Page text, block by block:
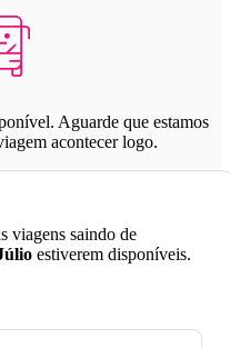
Aguarde que estamos
acontecer logo.
viagens saindo de
estiverem disponíveis.